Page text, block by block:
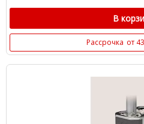
В
Рассрочка от